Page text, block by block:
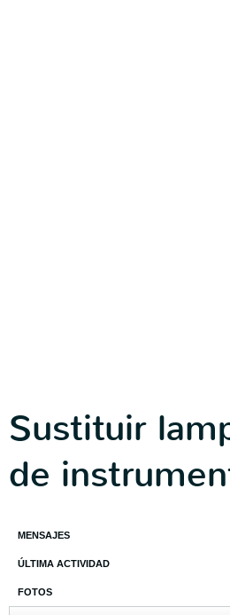
Sustituir
de
MENSAJES
ÚLTIMA ACTIVIDAD
FOTOS